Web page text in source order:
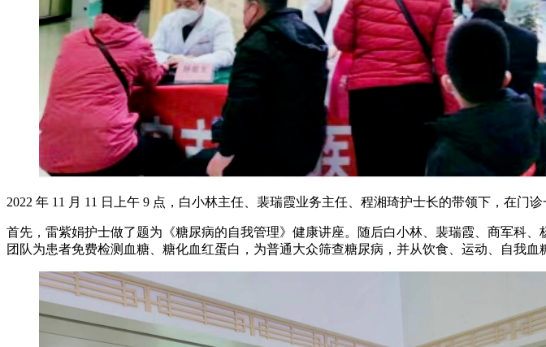
2022 年 11 月 11 日上午 9 点，白小林主任、裴瑞霞业务主任、程湘琦护士长的带领下，在门
首先，雷紫娟护士做了题为《糖尿病的自我管理》健康讲座。随后白小林、裴瑞霞、商军科
团队为患者免费检测血糖、糖化血红蛋白，为普通大众筛查糖尿病，并从饮食、运动、自我